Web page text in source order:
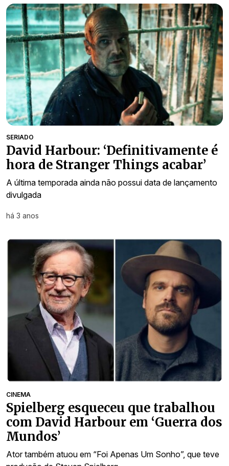
SERIADO
David Harbour: ‘Definitivamente é
hora de Stranger Things acabar’
A última temporada ainda não possui data de lançamento
divulgada
há 3 anos
CINEMA
Spielberg esqueceu que trabalhou
com David Harbour em ‘Guerra dos
Mundos’
Ator também atuou em “Foi Apenas Um Sonho”, que teve